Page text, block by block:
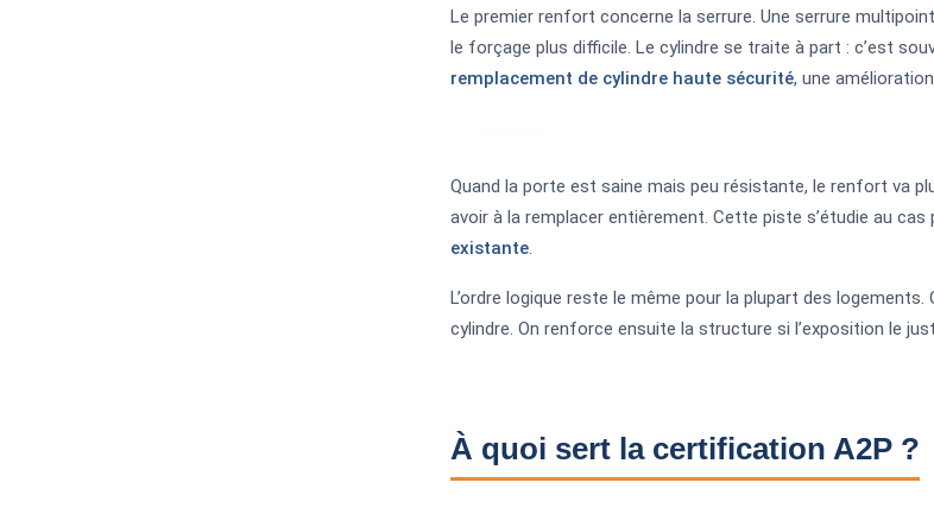
Le premier renfort concerne la serrure. Une serrure
le forçage plus difficile. Le cylindre se traite à part : c’est
remplacement de cylindre haute sécurité, une
Quand la porte est saine mais peu résistante, le renfort va
avoir à la remplacer entièrement. Cette piste s’étudie au
existante.
L’ordre logique reste le même pour la plupart des
cylindre. On renforce ensuite la structure si l’exposition le
À quoi sert la certification A2P ?